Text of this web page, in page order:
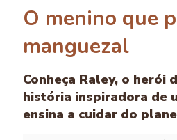
O menino que
manguezal
Conheça Raley, o herói
história inspiradora de
ensina a cuidar do